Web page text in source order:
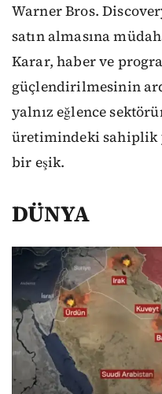
Warner Bros.
satın almasına
Karar, haber ve
güçlendirilmesinin
yalnız eğlence
üretimindeki sahiplik
bir eşik.
DÜNYA